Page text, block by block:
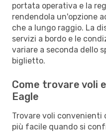
portata operativa e la
rendendola un'opzione
che a lungo raggio. La
servizi a bordo e le
variare a seconda dello
biglietto.
Come trovare voli
Eagle
Trovare voli convenienti
più facile quando si